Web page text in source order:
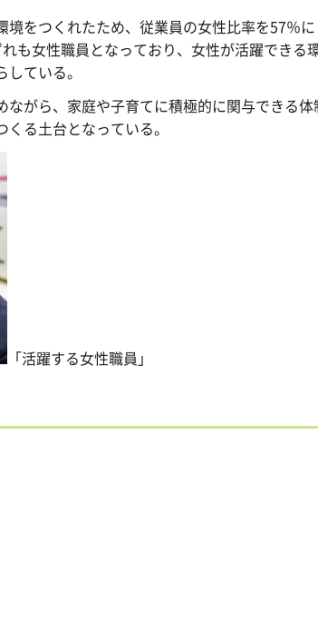
をつくれたため、従業員の女性比率を57％
も女性職員となっており、女性が活躍できる
ている。
がら、家庭や子育てに積極的に関与できる体
る土台となっている。
「活躍する女性職員」